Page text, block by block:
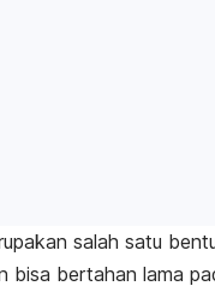
salah satu
bisa bertahan lama